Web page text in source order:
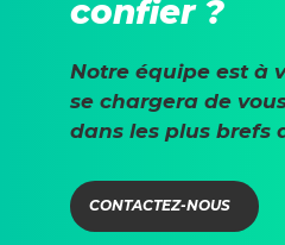
confier ?
Notre équipe est à
se chargera de
dans les plus brefs
CONTACTEZ-NOUS